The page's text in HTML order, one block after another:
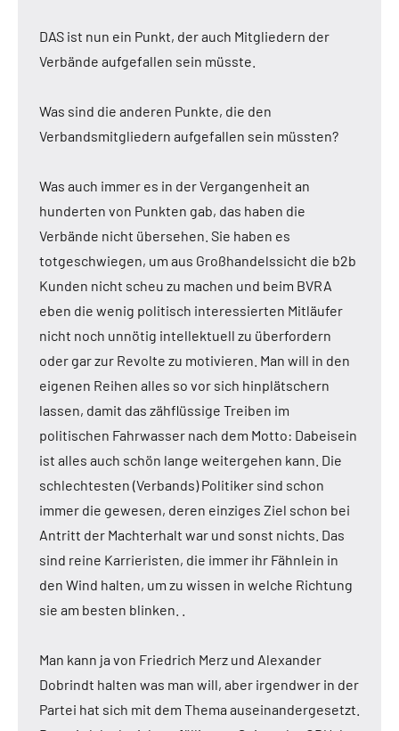
DAS ist nun ein Punkt, der auch Mitgliedern der
Verbände aufgefallen sein müsste.
Was sind die anderen Punkte, die den
Verbandsmitgliedern aufgefallen sein müssten?
Was auch immer es in der Vergangenheit an
hunderten von Punkten gab, das haben die
Verbände nicht übersehen. Sie haben es
totgeschwiegen, um aus Großhandelssicht die b2b
Kunden nicht scheu zu machen und beim BVRA
eben die wenig politisch interessierten Mitläufer
nicht noch unnötig intellektuell zu überfordern
oder gar zur Revolte zu motivieren. Man will in den
eigenen Reihen alles so vor sich hinplätschern
lassen, damit das zähflüssige Treiben im
politischen Fahrwasser nach dem Motto: Dabeisein
ist alles auch schön lange weitergehen kann. Die
schlechtesten (Verbands) Politiker sind schon
immer die gewesen, deren einziges Ziel schon bei
Antritt der Machterhalt war und sonst nichts. Das
sind reine Karrieristen, die immer ihr Fähnlein in
den Wind halten, um zu wissen in welche Richtung
sie am besten blinken. .
Man kann ja von Friedrich Merz und Alexander
Dobrindt halten was man will, aber irgendwer in der
Partei hat sich mit dem Thema auseinandergesetzt.